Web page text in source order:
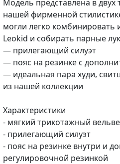
Модель представлена в двух
нашей фирменной
могли легко комбинировать
Leokid и собирать парные
— прилегающий силуэт
— пояс на резинке с
— идеальная пара худи,
из нашей коллекции
Характеристики
- мягкий трикотажный
- прилегающий силуэт
- пояс на резинке внутри и
регулировочной резинкой